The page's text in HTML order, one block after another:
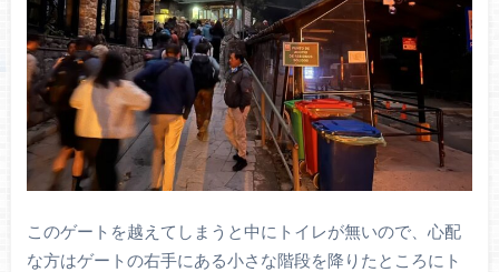
このゲートを越えてしまうと中にトイレが無いので、心配
な方はゲートの右手にある小さな階段を降りたところにト